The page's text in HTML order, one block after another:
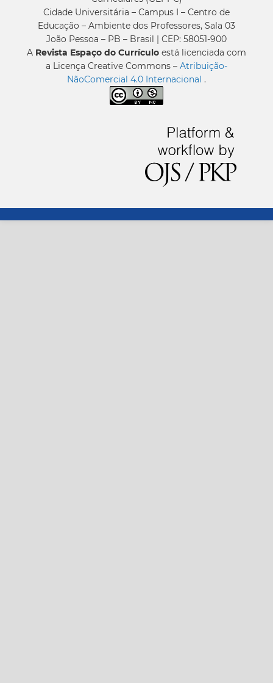
Cidade Universitária – Campus I – Centro de
Educação – Ambiente dos Professores, Sala 03
João Pessoa – PB – Brasil | CEP: 58051-900
A Revista Espaço do Currículo está licenciada com
a Licença Creative Commons – Atribuição-
NãoComercial 4.0 Internacional .